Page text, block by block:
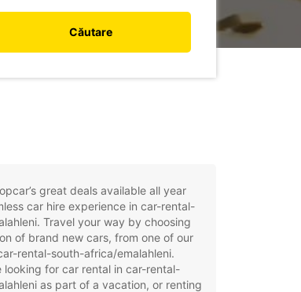
Căutare
great deals available all year
car hire experience in car-rental-
Travel your way by choosing
of brand new cars, from one of our
rental-south-africa/emalahleni.
looking for car rental in car-rental-
as part of a vacation, or renting